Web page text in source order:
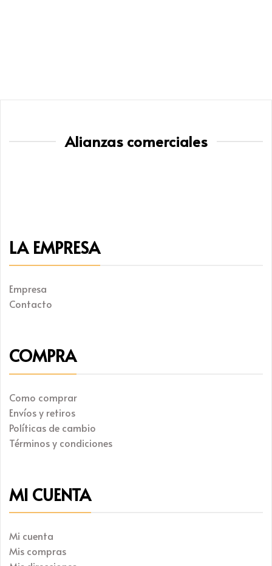
Alianzas comerciales
LA EMPRESA
Empresa
Contacto
COMPRA
Como comprar
Envíos y retiros
Políticas de cambio
Términos y condiciones
MI CUENTA
Mi cuenta
Mis compras